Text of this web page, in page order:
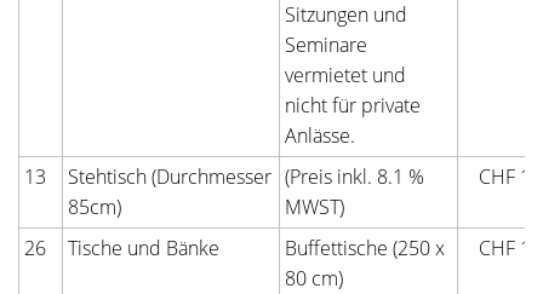
Sitzungen und
Seminare
vermietet und
nicht für private
Anlässe.
13
Stehtisch (Durchmesser
85cm)
(Preis inkl. 8.1 %
MWST)
CHF
26 Tische und Bänke
Buffettische (250 x
80 cm)
CHF